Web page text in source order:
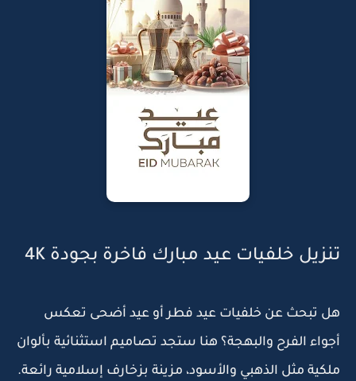
تنزيل خلفيات عيد مبارك فاخرة بجودة 4K
هل تبحث عن خلفيات عيد فطر أو عيد أضحى تعكس
أجواء الفرح والبهجة؟ هنا ستجد تصاميم استثنائية بألوان
ملكية مثل الذهبي والأسود، مزينة بزخارف إسلامية رائعة.